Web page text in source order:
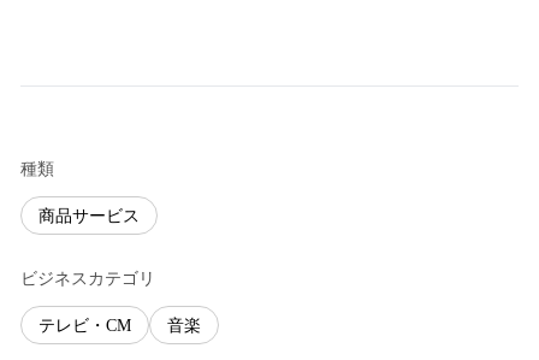
種類
商品サービス
ビジネスカテゴリ
テレビ・CM 音楽